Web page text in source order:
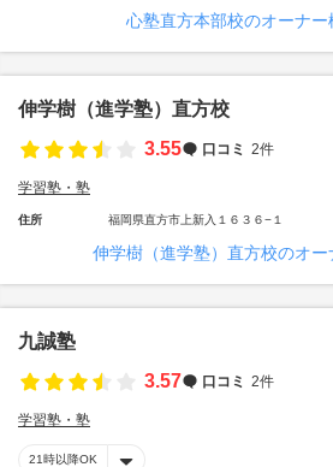
心塾直方本部校のオーナー
伸学樹（進学塾）直方校
3.55
口コミ 2件
学習塾・塾
住所 福岡県直方市上新入１６３６−１
伸学樹（進学塾）直方校のオー
九誠塾
3.57
口コミ 2件
学習塾・塾
21時以降OK